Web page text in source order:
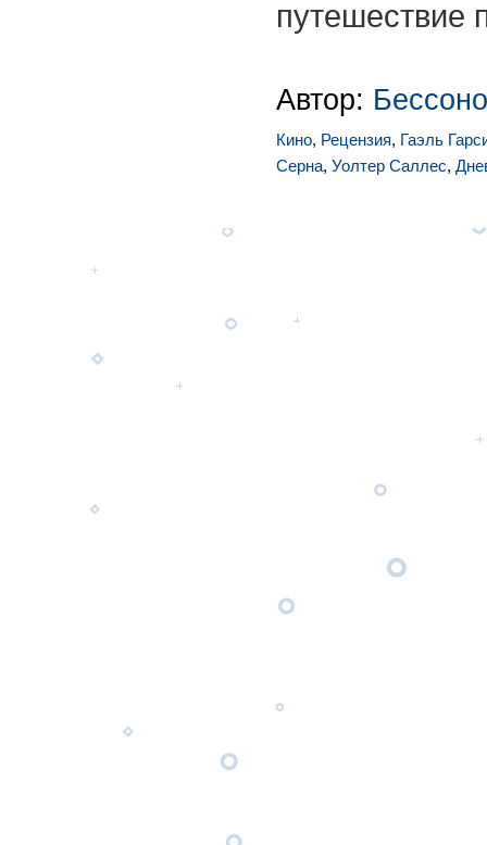
Автор:
Кино, Рецензия, Гаэль
Серна, Уолтер Саллес,